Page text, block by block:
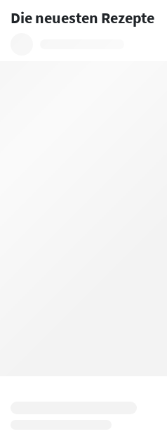
Die neuesten Rezepte